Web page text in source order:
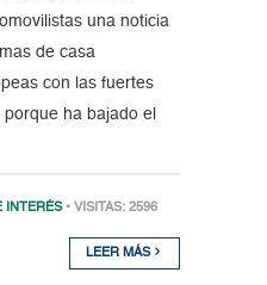
una noticia
de casa
con las fuertes
ha bajado el
INTERÉS • VISITAS: 2596
LEER MÁS